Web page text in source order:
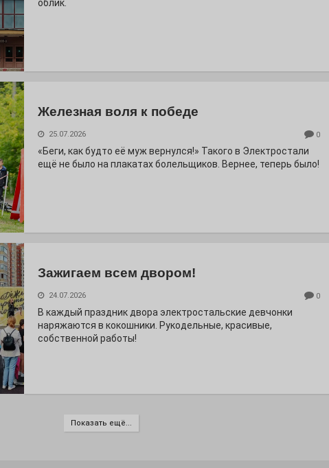
облик.
Железная воля к победе
25.07.2026 0
«Беги, как будто её муж вернулся!» Такого в Электростали
ещё не было на плакатах болельщиков. Вернее, теперь было!
Зажигаем всем двором!
24.07.2026 0
В каждый праздник двора электростальские девчонки
наряжаются в кокошники. Рукодельные, красивые,
собственной работы!
Показать ещё...